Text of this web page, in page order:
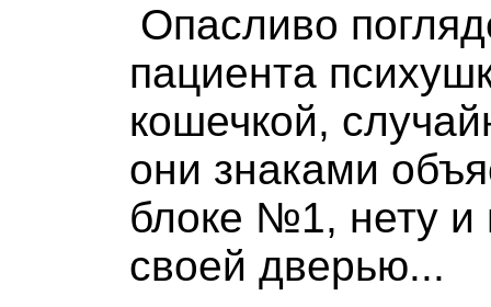
Опасливо
пациента
кошечкой,
они знаками
блоке №1, нету и
своей дверью...